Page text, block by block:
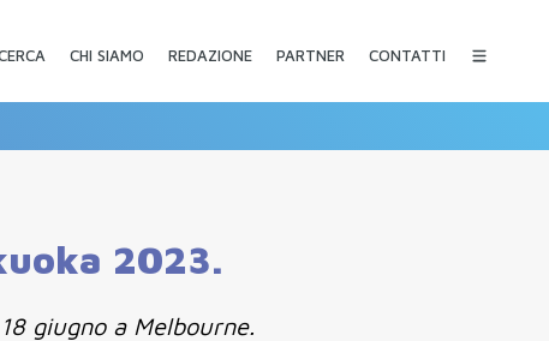
CHI SIAMO REDAZIONE PARTNER CONTATTI
2023.
giugno a Melbourne.